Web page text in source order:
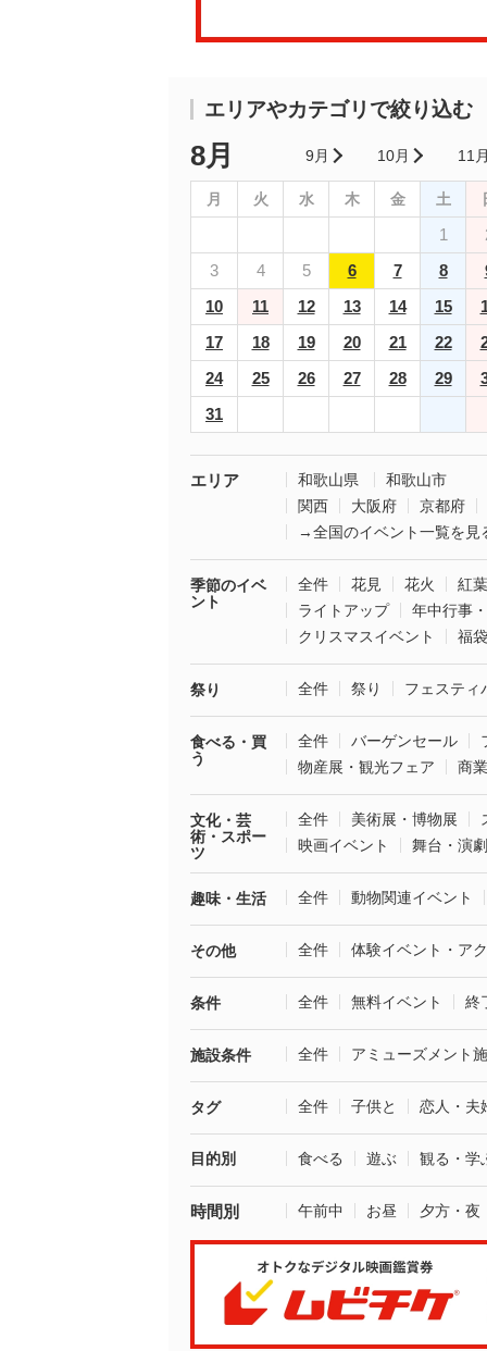
エリアやカテゴリで絞り込む
8月 9月 10月 11
月 火 水 木 金 土
1
3
4 5 6 7 8
10
11 12 13 14 15
17
18 19 20 21 22
24
25 26 27 28 29
31
エリア 和歌山県
和歌山市
関西
大阪府
京都府
→全国のイベント一覧を見
季節のイベ
ント
全件 花見 花火
紅葉
ライトアップ
年中行事
クリスマスイベント
福
祭り 全件 祭り フェスティ
食べる・買
う
全件 バーゲンセール
物産展・観光フェア
商
文化・芸
術・スポー
ツ
全件 美術展・博物展
映画イベント
舞台・演劇
趣味・生活 全件 動物関連イベント
その他 全件 体験イベント・ア
条件 全件 無料イベント 終
施設条件 全件 アミューズメント
タグ 全件 子供と 恋人・夫
目的別 食べる 遊ぶ 観る・学
時間別 午前中 お昼 夕方・夜